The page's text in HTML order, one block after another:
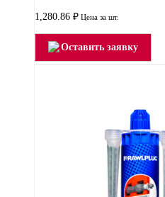
1,280.86 ₽ Цена за шт.
Оставить заявку